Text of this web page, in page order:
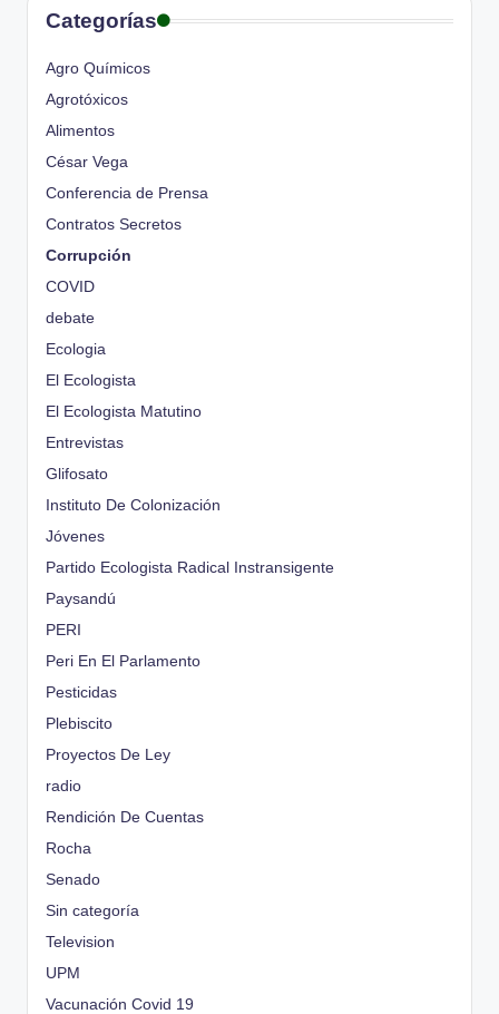
Categorías
Agro Químicos
Agrotóxicos
Alimentos
César Vega
Conferencia de Prensa
Contratos Secretos
Corrupción
COVID
debate
Ecologia
El Ecologista
El Ecologista Matutino
Entrevistas
Glifosato
Instituto De Colonización
Jóvenes
Partido Ecologista Radical Instransigente
Paysandú
PERI
Peri En El Parlamento
Pesticidas
Plebiscito
Proyectos De Ley
radio
Rendición De Cuentas
Rocha
Senado
Sin categoría
Television
UPM
Vacunación Covid 19